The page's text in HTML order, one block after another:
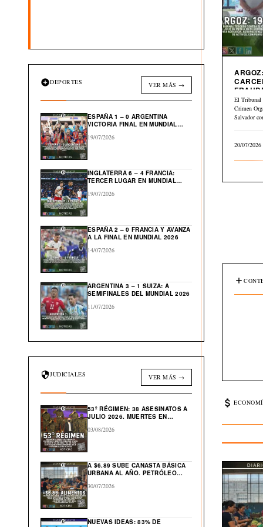
DEPORTES VER MÁS →
ESPAÑA 1 – 0 ARGENTINA
VICTORIA FINAL EN MUNDIAL
19/07/2026
INGLATERRA 6 – 4 FRANCIA:
TERCER LUGAR EN MUNDIAL
19/07/2026
ESPAÑA 2 – 0 FRANCIA Y AVANZA
A LA FINAL EN MUNDIAL 2026
14/07/2026
ARGENTINA 3 – 1 SUIZA: A
SEMIFINALES DEL MUNDIAL 2026
11/07/2026
JUDICIALES VER MÁS →
53º RÉGIMEN: 38 ASESINATOS A
JULIO 2026. MUERTES EN
03/08/2026
A $6.89 SUBE CANASTA BÁSICA
URBANA AL AÑO. PETRÓLEO
30/07/2026
NUEVAS IDEAS: 83% DE
El Tribunal
Crimen
Salvador
20/07/2026